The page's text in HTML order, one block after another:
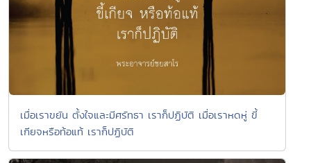
เมื่อเราขยัน ตั้งใจและมีศรัทธา เราก็ปฏิบัติ เมื่อเราหดหู่ ขี้
เกียจหรือท้อแท้ เราก็ปฏิบัติ